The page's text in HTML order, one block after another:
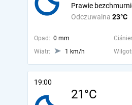
Odczuwalna 23°C
Prawie
Opad: 0 mm
Wiatr:
1 km/h
19:00
21°C